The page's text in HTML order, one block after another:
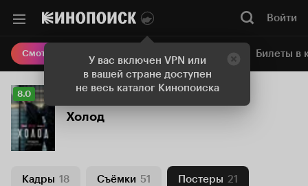
У вас включен VPN или
в вашей стране доступен
не весь каталог Кинопоиска
Войти
Смотреть кино Онлайн-кинотеатр Билеты в
Рейтинг
Кинопоиска
8.0
8.0
Холод
Кадры 18 Съёмки 51 Постеры 21